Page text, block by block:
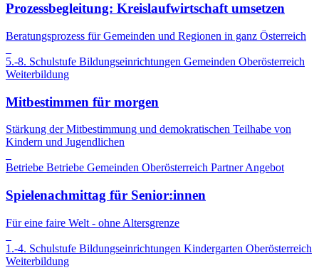
Prozessbegleitung: Kreislaufwirtschaft umsetzen
Beratungsprozess für Gemeinden und Regionen in ganz Österreich
5.-8. Schulstufe Bildungseinrichtungen Gemeinden Oberösterreich
Weiterbildung
Mitbestimmen für morgen
Stärkung der Mitbestimmung und demokratischen Teilhabe von
Kindern und Jugendlichen
Betriebe Betriebe Gemeinden Oberösterreich Partner Angebot
Spielenachmittag für Senior:innen
Für eine faire Welt - ohne Altersgrenze
1.-4. Schulstufe Bildungseinrichtungen Kindergarten Oberösterreich
Weiterbildung